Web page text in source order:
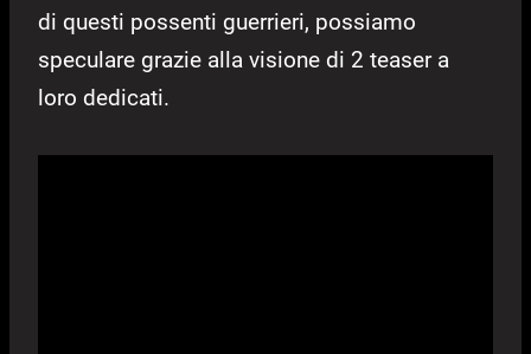
di questi possenti guerrieri, possiamo
speculare grazie alla visione di 2 teaser a
loro dedicati.